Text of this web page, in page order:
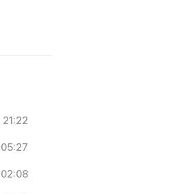
21:22
05:27
02:08